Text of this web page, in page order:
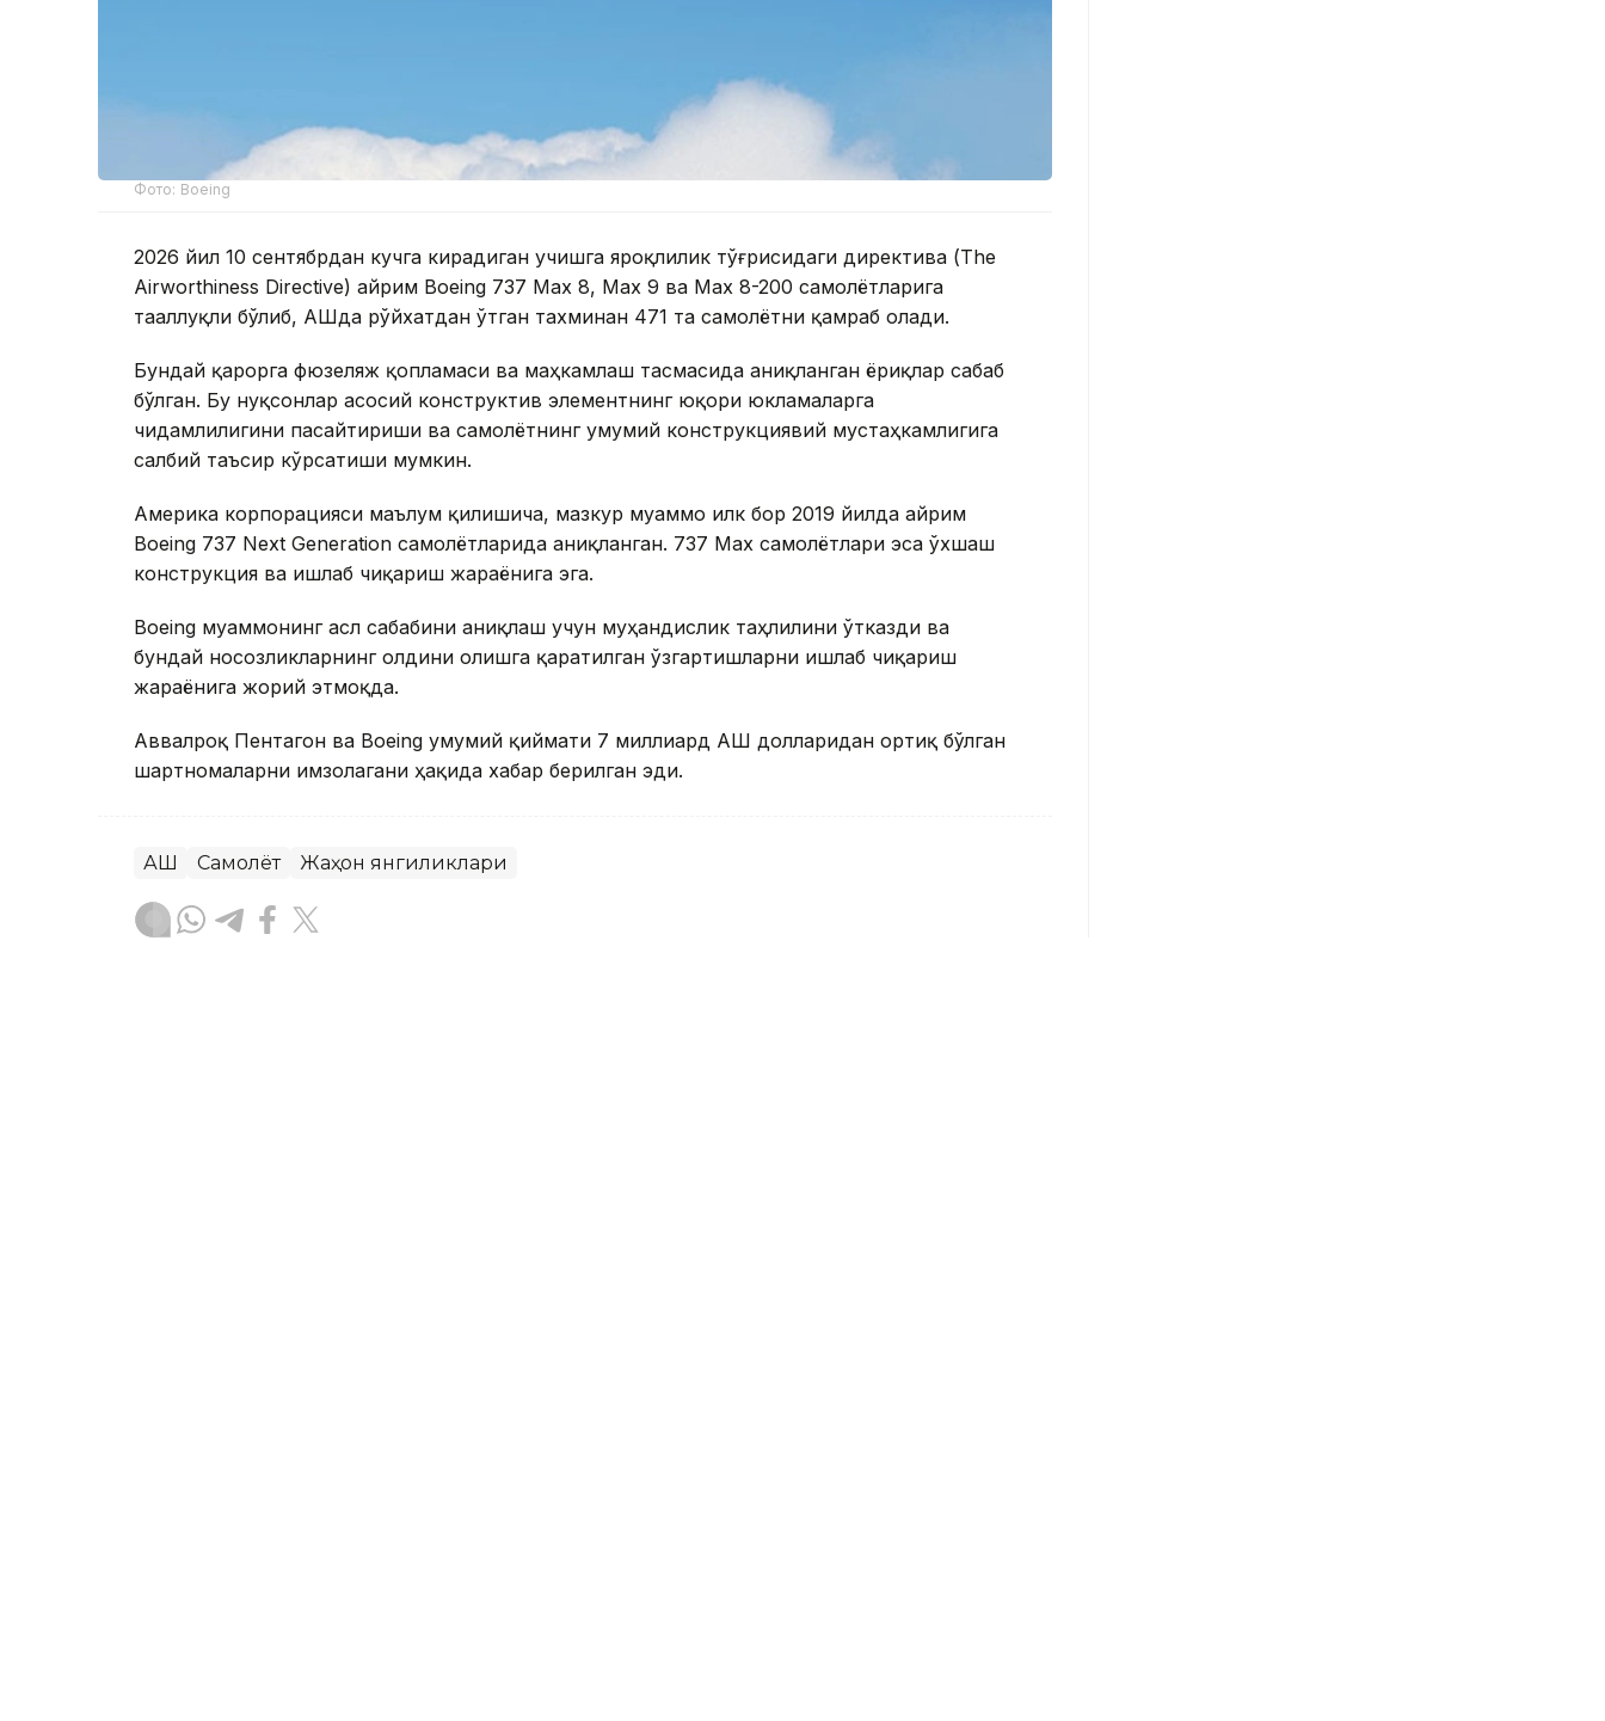
Фото: Boeing
2026 йил 10 сентябрдан кучга кирадиган учишга яроқлилик тўғрисидаги директива (The
Airworthiness Directive) айрим Boeing 737 Max 8, Max 9 ва Max 8-200 самолётларига
тааллуқли бўлиб, АҚШда рўйхатдан ўтган тахминан 471 та самолётни қамраб олади.
Бундай қарорга фюзеляж қопламаси ва маҳкамлаш тасмасида аниқланган ёриқлар сабаб
бўлган. Бу нуқсонлар асосий конструктив элементнинг юқори юкламаларга
чидамлилигини пасайтириши ва самолётнинг умумий конструкциявий мустаҳкамлигига
салбий таъсир кўрсатиши мумкин.
Америка корпорацияси маълум қилишича, мазкур муаммо илк бор 2019 йилда айрим
Boeing 737 Next Generation самолётларида аниқланган. 737 Max самолётлари эса ўхшаш
конструкция ва ишлаб чиқариш жараёнига эга.
Boeing муаммонинг асл сабабини аниқлаш учун муҳандислик таҳлилини ўтказди ва
бундай носозликларнинг олдини олишга қаратилган ўзгартишларни ишлаб чиқариш
жараёнига жорий этмоқда.
Аввалроқ Пентагон ва Boeing умумий қиймати 7 миллиард АҚШ долларидан ортиқ бўлган
шартномаларни имзолагани ҳақида хабар берилган эди.
АҚШ Самолёт Жаҳон янгиликлари